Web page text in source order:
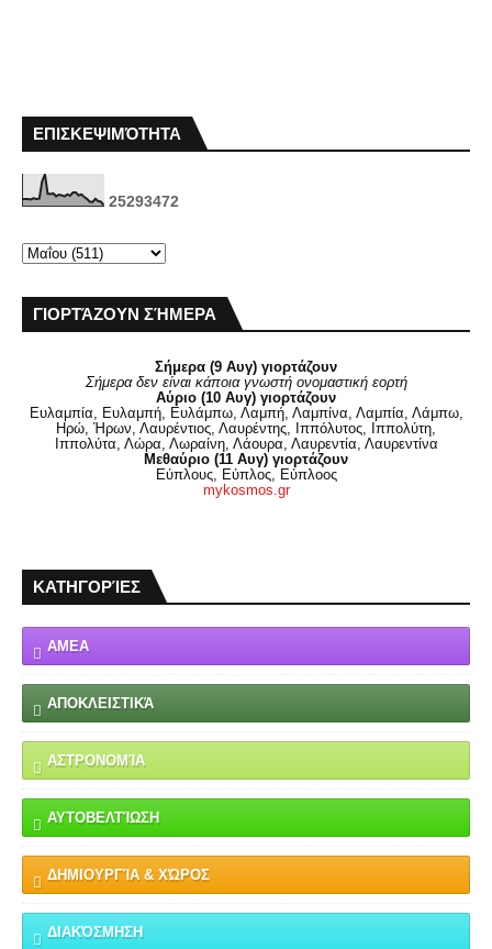
ΕΠΙΣΚΕΨΙΜΌΤΗΤΑ
25293472
ΓΙΟΡΤΆΖΟΥΝ ΣΉΜΕΡΑ
Σήμερα (9 Αυγ) γιορτάζουν
Σήμερα δεν είναι κάποια γνωστή ονομαστική εορτή
Αύριο (10 Αυγ) γιορτάζουν
Ευλαμπία, Ευλαμπή, Ευλάμπω, Λαμπή, Λαμπίνα, Λαμπία, Λάμπω,
Ηρώ, Ήρων, Λαυρέντιος, Λαυρέντης, Ιππόλυτος, Ιππολύτη,
Ιππολύτα, Λώρα, Λωραίνη, Λάουρα, Λαυρεντία, Λαυρεντίνα
Μεθαύριο (11 Αυγ) γιορτάζουν
Εύπλους, Εύπλος, Εύπλοος
mykosmos.gr
ΚΑΤΗΓΟΡΊΕΣ
ΑΜΕΑ
ΑΠΟΚΛΕΙΣΤΙΚΆ
ΑΣΤΡΟΝΟΜΊΑ
ΑΥΤΟΒΕΛΤΊΩΣΗ
ΔΗΜΙΟΥΡΓΊΑ & ΧΏΡΟΣ
ΔΙΑΚΌΣΜΗΣΗ